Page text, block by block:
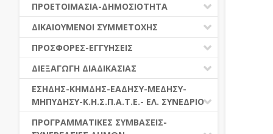
ΑΝΑΘΕΣΗΣ
ΠΙΝΑΚΕΣ ΔΗΜΟΣΝΕΤ
ΠΕΔΙΟ ΕΦΑΡΜΟΓΗΣ-ΕΝΑΡΞΗ ΙΣΧΥΟΣ
ΗΛΕΚΤΡΟΝΙΚΑ ΜΕΣΑ
ΓΕΝΙΚΕΣ ΑΡΧΕΣ ΚΑΙ ΚΑΝΟΝΕΣ
ΑΞΙΑ ΣΥΜΒΑΣΗΣ
ΕΙΔΗ ΣΥΜΒΑΣΕΩΝ
ΔΙΑΦΟΡΑ
ΠΡΟΕΤΟΙΜΑΣΙΑ-ΔΗΜΟΣΙΟΤΗΤΑ
ΓΝΩΜΟΔΟΤΙΚΑ ΟΡΓΑΝΑ-ΕΠΙΤΡΟΠΕΣ
ΠΡΟΕΤΟΙΜΑΣΙΑ
ΕΓΓΡΑΦΑ ΤΗΣ ΣΥΜΒΑΣΗΣ
ΔΗΜΟΣΙΕΥΣΕΙΣ
ΕΝΑΡΞΗ-ΠΡΟΘΕΣΜΙΕΣ
ΔΙΚΑΙΟΥΜΕΝΟΙ ΣΥΜΜΕΤΟΧΗΣ
ΔΙΚΑΙΟΥΜΕΝΟΙ ΣΥΜΜΕΤΟΧΗΣ
ΚΡΙΤΗΡΙΑ ΕΠΙΛΟΓΗΣ
ΛΟΓΟΙ ΑΠΟΚΛΕΙΣΜΟΥ
ΔΙΚΑΙΟΛΟΓΗΤΙΚΑ ΛΟΓΩΝ
ΑΠΟΚΛΕΙΣΜΟΥ & ΚΡΙΤΗΡΙΩΝ
ΕΠΙΛΟΓΗΣ
ΕΕΕΣ
ΠΡΟΣΦΟΡΕΣ-ΕΓΓΥΗΣΕΙΣ
ΕΓΓΥΗΣΕΙΣ
ΠΡΟΣΦΟΡΕΣ
ΔΙΕΞΑΓΩΓΗ ΔΙΑΔΙΚΑΣΙΑΣ
ΑΞΙΟΛΟΓΗΣΗ ΚΑΙ ΑΝΑΘΕΣΗ
ΑΠΟΤΕΛΕΣΜΑ ΔΙΑΔΙΚΑΣΙΑΣ
ΠΡΟΣΦΥΓΕΣ-ΕΝΣΤΑΣΕΙΣ
ΕΣΗΔΗΣ-ΚΗΜΔΗΣ-ΕΑΔΗΣΥ-ΜΕΔΗΣΥ-
ΜΗΠΥΔΗΣΥ-Κ.Η.Σ.Π.Α.Τ.Ε.- ΕΛ. ΣΥΝΕΔΡΙΟ
ΕΑΑΔΗΣΥ
ΠΡΟΓΡΑΜΜΑΤΙΚΕΣ ΣΥΜΒΑΣΕΙΣ-